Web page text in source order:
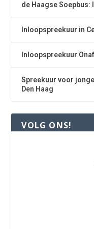
de Haagse Soepbus:
Inloopspreekuur in
Inloopspreekuur
Spreekuur voor
Den Haag
VOLG ONS!